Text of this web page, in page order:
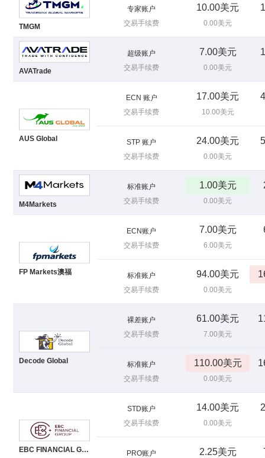
TMGM
专家账户
交易手续费
AVATrade
超级账户
交易手续费
AUS Global
ECN 账户
交易手续费
STP 账户
交易手续费
M4Markets
标准账户
交易手续费
FP Markets澳福
ECN账户
交易手续费
标准账户
交易手续费
Decode Global
裸差账户
交易手续费
标准账户
交易手续费
EBC FINANCIAL GROUP LIMITED
STD账户
交易手续费
PRO账户
10.00美元
0.00美元
7.00美元
0.00美元
17.00美元
10.00美元
24.00美元
0.00美元
1.00美元
0.00美元
7.00美元
6.00美元
94.00美元
0.00美元
61.00美元
7.00美元
110.00美元
0.00美元
14.00美元
0.00美元
2.25美元